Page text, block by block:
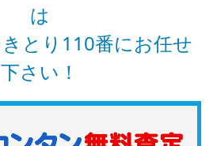
は
とり110番にお任せ
下さい！